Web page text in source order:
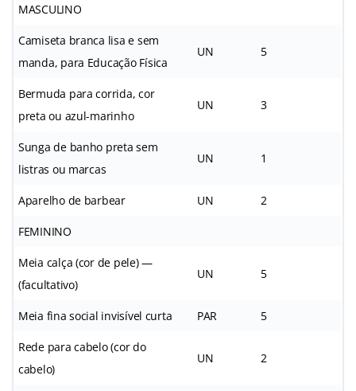
MASCULINO
Camiseta branca lisa e sem
manda, para Educação Física
UN 5
Bermuda para corrida, cor
preta ou azul-marinho
UN 3
Sunga de banho preta sem
listras ou marcas
UN 1
Aparelho de barbear UN 2
FEMININO
Meia calça (cor de pele) —
(facultativo)
UN 5
Meia fina social invisível curta PAR 5
Rede para cabelo (cor do
cabelo)
UN 2